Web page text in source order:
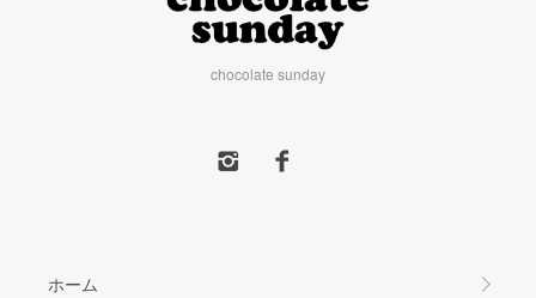
chocolate sunday
ホーム